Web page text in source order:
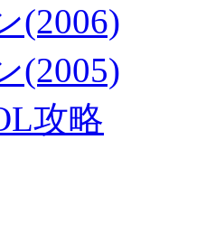
(2006)
(2005)
攻略